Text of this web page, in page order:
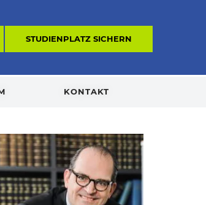
STUDIENPLATZ SICHERN
KONTAKT